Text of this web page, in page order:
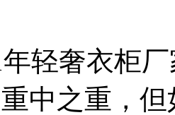
轻奢衣柜
中之重，